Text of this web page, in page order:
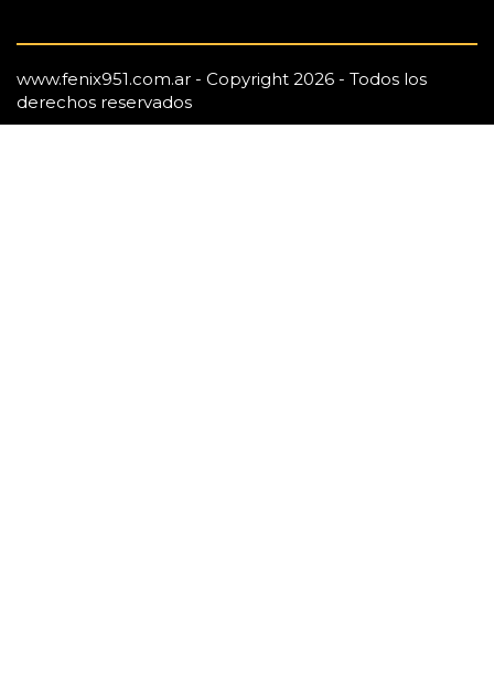
www.fenix951.com.ar - Copyright 2026 - Todos los
derechos reservados